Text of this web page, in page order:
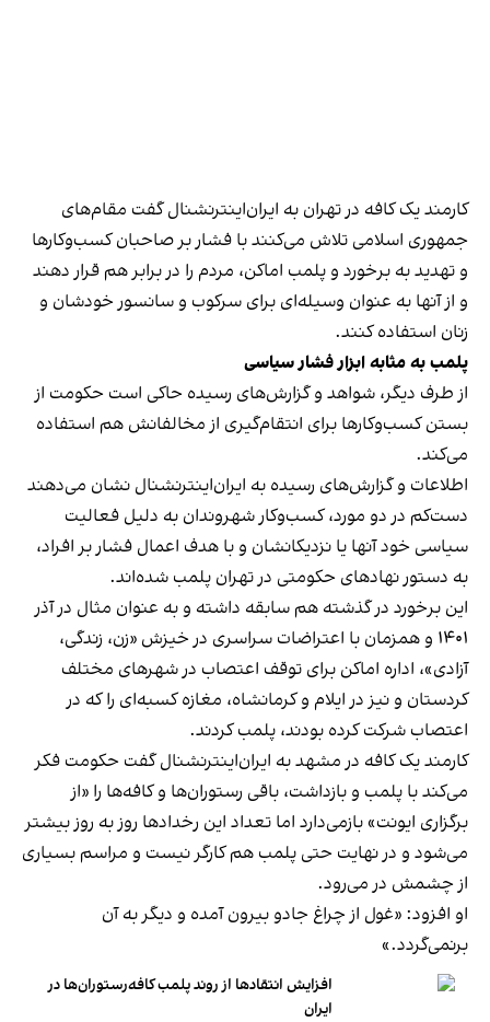
کارمند یک کافه در تهران به ایران‌اینترنشنال گفت مقام‌های
جمهوری اسلامی تلاش می‌کنند با فشار بر صاحبان کسب‌وکارها
و تهدید به برخورد و پلمب اماکن، مردم را در برابر هم قرار دهند
و از آنها به عنوان وسیله‌ای برای سرکوب و سانسور خودشان و
زنان استفاده کنند.
پلمب به مثابه ابزار فشار سیاسی
از طرف دیگر، شواهد و گزارش‌های رسیده حاکی است حکومت از
بستن کسب‌وکارها برای انتقام‌گیری از مخالفانش هم استفاده
می‌کند.
اطلاعات و گزارش‌های رسیده به ایران‌اینترنشنال نشان می‌دهند
دست‌کم در دو مورد، کسب‌وکار شهروندان به دلیل فعالیت
سیاسی خود آنها یا نزدیکانشان و با هدف اعمال فشار بر افراد،
به دستور نهادهای حکومتی در تهران پلمب شده‌اند.
این برخورد در گذشته هم سابقه داشته و به عنوان مثال در آذر
۱۴۰۱ و همزمان با اعتراضات سراسری در خیزش «زن، زندگی،
آزادی»، اداره اماکن برای توقف اعتصاب در شهرهای مختلف
کردستان و نیز در ایلام و کرمانشاه، مغازه کسبه‌ای را که در
اعتصاب شرکت کرده بودند، پلمب کردند.
کارمند یک کافه در مشهد به ایران‌اینترنشنال گفت حکومت فکر
می‌کند با پلمب و بازداشت، باقی رستوران‌ها و کافه‌ها را «از
برگزاری ایونت» بازمی‌دارد اما تعداد این رخدادها روز به روز بیشتر
می‌شود و در نهایت حتی پلمب هم کارگر نیست و مراسم بسیاری
از چشمش در می‌رود.
او افزود: «غول از چراغ جادو بیرون آمده و دیگر به آن
برنمی‎‌گردد.»
افزایش انتقادها از روند پلمب کافه‌رستوران‌ها در
ایران